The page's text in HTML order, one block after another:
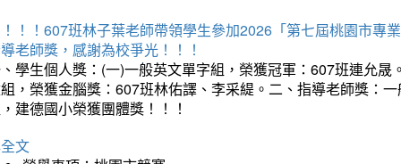
！！607班林子葉老師帶領學生參加2026「第七屆桃園市專
老師獎，感謝為校爭光！！！
學生個人獎：(一)一般英文單字組，榮獲冠軍：607班連允
，榮獲金腦獎：607班林佑譯、李采緹。二、指導老師獎：
建德國小榮獲團體獎！！！
文